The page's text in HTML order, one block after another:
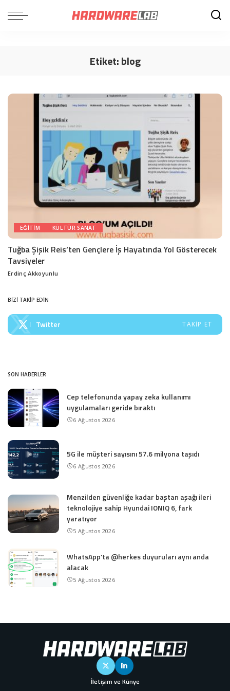
Etiket:blog
EĞITIM KÜLTÜR SANAT
Tuğba Şişik Reis’ten Gençlere İş Hayatında Yol Gösterecek
Tavsiyeler
Posted
Erdinç Akkoyunlu
BİZİ TAKİP EDİN
Twitter TAKIP ET
SON HABERLER
Cep telefonunda yapay zeka kullanımı
uygulamaları geride bıraktı
6 Ağustos 2026
5G ile müşteri sayısını 57.6 milyona taşıdı
6 Ağustos 2026
Menzilden güvenliğe kadar baştan aşağı ileri
teknolojiye sahip Hyundai IONIQ 6, fark
yaratıyor
5 Ağustos 2026
WhatsApp’ta @herkes duyuruları aynı anda
alacak
5 Ağustos 2026
İletişim ve Künye